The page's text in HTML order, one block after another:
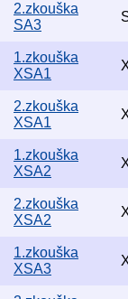
2.zkouška
SA3
1.zkouška
XSA1
2.zkouška
XSA1
1.zkouška
XSA2
2.zkouška
XSA2
1.zkouška
XSA3